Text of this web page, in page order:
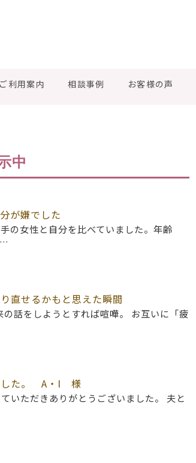
ご利用案内 相談事例 お客様の声
中
が嫌でした
の女性と自分を比べていました。年齢
直せるかもと思えた瞬間
話をしようとすれば喧嘩。 お互いに「疲
した。 A・I 様
いただきありがとうございました。 夫と